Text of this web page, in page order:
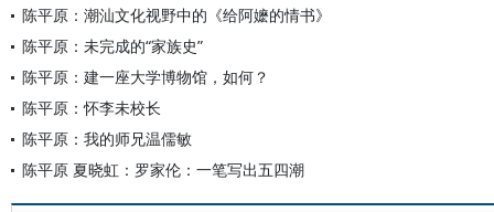
陈平原：潮汕文化视野中的《给阿嬷的情书》
陈平原：未完成的“家族史”
陈平原：建一座大学博物馆，如何？
陈平原：怀李未校长
陈平原：我的师兄温儒敏
陈平原 夏晓虹：罗家伦：一笔写出五四潮